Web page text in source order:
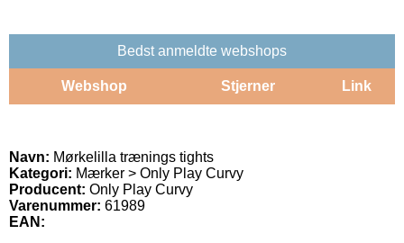
Bedst anmeldte webshops
Webshop Stjerner Link
Navn: Mørkelilla trænings tights
Kategori: Mærker > Only Play Curvy
Producent: Only Play Curvy
Varenummer: 61989
EAN: